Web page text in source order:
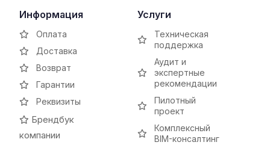
Информация
Оплата
Доставка
Возврат
Гарантии
Реквизиты
Брендбук
компании
Услуги
Техническая
поддержка
Аудит и
экспертные
рекомендации
Пилотный
проект
Комплексный
BIM-консалтинг